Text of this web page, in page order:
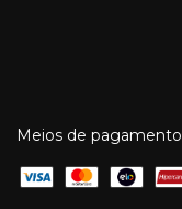
Meios de pagamento